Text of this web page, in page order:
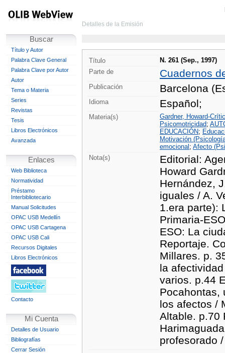
Buscar
Título y Autor
Palabra Clave General
Palabra Clave por Autor
Autor
Tema o Materia
Series
Revistas
Tesis
Libros Electrónicos
Avanzada
Enlaces
Web Biblioteca
Normatividad
Préstamo
Interbibliotecario
Manual Solicitudes
OPAC USB Medellín
OPAC USB Cartagena
OPAC USB Cali
Recursos Digitales
Libros Electrónicos
Contacto
Mi Cuenta
Detalles de Usuario
Bibliografías
Cerrar Sesión
Detalles de la Emisión
Título
N. 261 (Sep., 1997)
Parte de
Cuadernos
Publicación Barcelona
Idioma Español;
Materia(s)
Gardner, Howard-
Psicomotricidad;
EDUCACIÓN;
Motivación
emocional ; Afecto
Nota(s)
Editorial:
Howard
Hernández,
iguales / A.
1.era parte):
Primaria-
ESO: La
Reportaje.
Millares. p.
la
varios. p.44
Pocahontas,
los afectos /
Altable. p.70
profesorado